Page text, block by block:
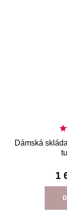
Dámská
1